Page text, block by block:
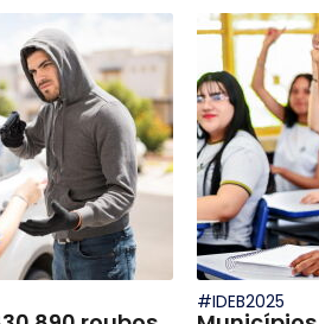
#IDEB2025